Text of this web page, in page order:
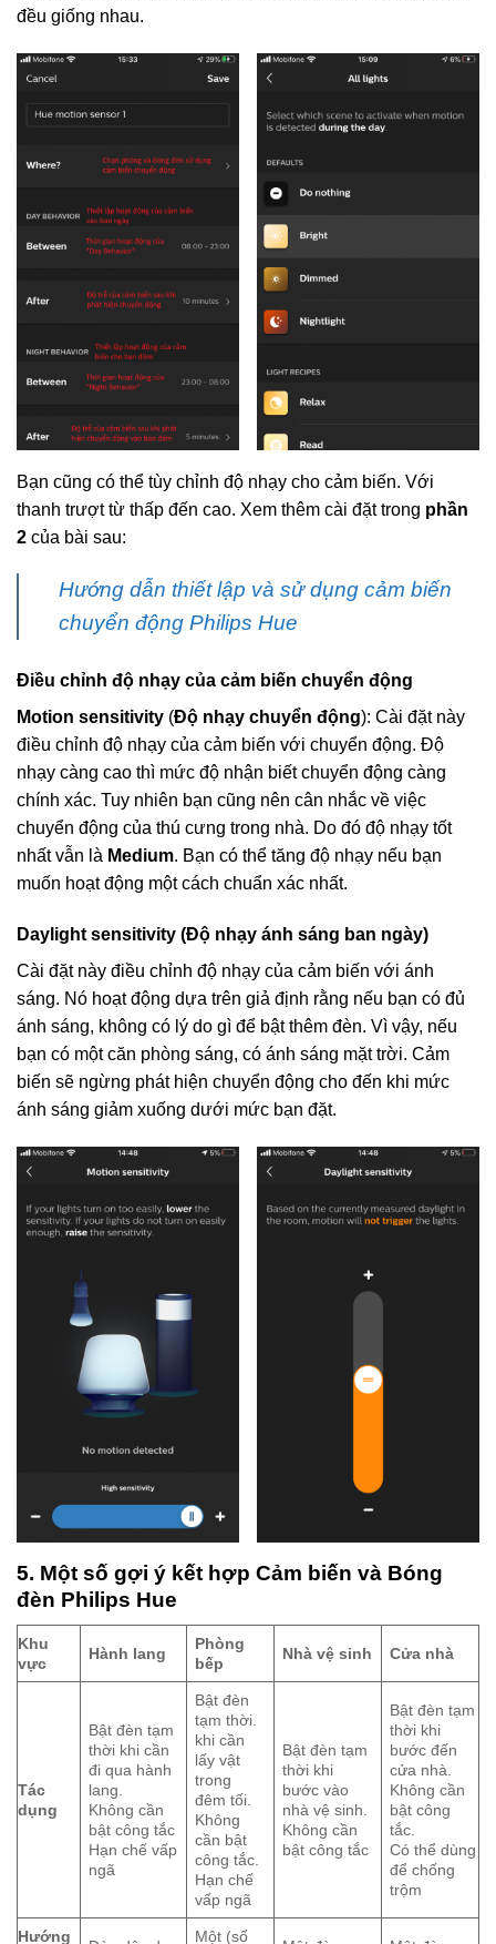
đều giống nhau.
Bạn cũng có thể tùy chỉnh độ nhạy cho cảm biến. Với
thanh trượt từ thấp đến cao. Xem thêm cài đặt trong phần
2 của bài sau:
Hướng dẫn thiết lập và sử dụng cảm biến
chuyển động Philips Hue
Điều chỉnh độ nhạy của cảm biến chuyển động
Motion sensitivity (Độ nhạy chuyển động): Cài đặt này
điều chỉnh độ nhạy của cảm biến với chuyển động. Độ
nhạy càng cao thì mức độ nhận biết chuyển động càng
chính xác. Tuy nhiên bạn cũng nên cân nhắc về việc
chuyển động của thú cưng trong nhà. Do đó độ nhạy tốt
nhất vẫn là Medium. Bạn có thể tăng độ nhạy nếu bạn
muốn hoạt động một cách chuẩn xác nhất.
Daylight sensitivity (Độ nhạy ánh sáng ban ngày)
Cài đặt này điều chỉnh độ nhạy của cảm biến với ánh
sáng. Nó hoạt động dựa trên giả định rằng nếu bạn có đủ
ánh sáng, không có lý do gì để bật thêm đèn. Vì vậy, nếu
bạn có một căn phòng sáng, có ánh sáng mặt trời. Cảm
biến sẽ ngừng phát hiện chuyển động cho đến khi mức
ánh sáng giảm xuống dưới mức bạn đặt.
5. Một số gợi ý kết hợp Cảm biến và Bóng
đèn Philips Hue
Khu
vực
Hành lang
Phòng
bếp
Nhà vệ sinh Cửa nhà
Tác
dụng
Bật đèn tạm
thời khi cần
đi qua hành
lang.
Không cần
bật công tắc
Hạn chế vấp
ngã
Bật đèn
tạm thời.
khi cần
lấy vật
trong
đêm tối.
Không
cần bật
công tắc.
Hạn chế
vấp ngã
Bật đèn tạm
thời khi
bước vào
nhà vệ sinh.
Không cần
bật công tắc
Bật đèn tạm
thời khi
bước đến
cửa nhà.
Không cần
bật công
tắc.
Có thể dùng
để chống
trộm
Hướng Một (số